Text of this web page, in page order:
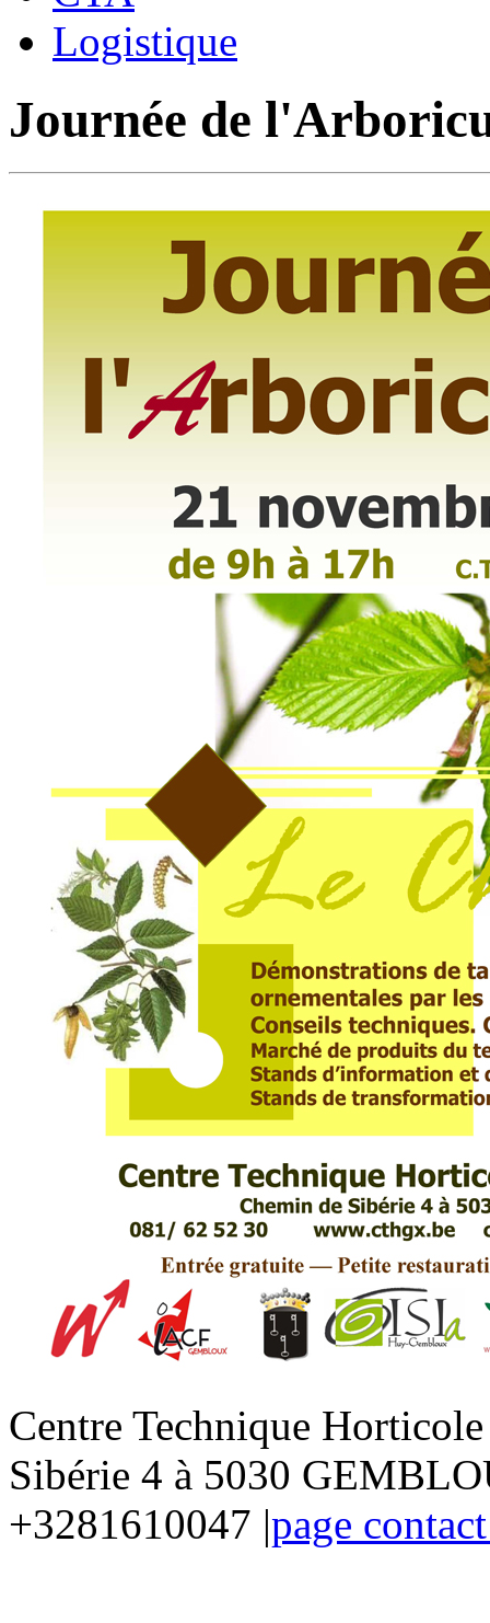
Logistique
Journée de
Centre Technique
Sibérie 4 à 5030
+3281610047 |page